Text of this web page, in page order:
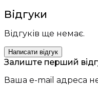
Відгуки
Відгуків ще немає.
Написати відгук
Залиште перший
Ваша e-mail адреса